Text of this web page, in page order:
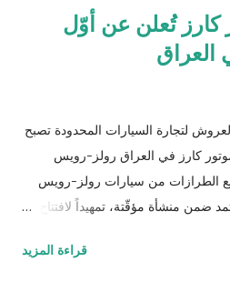
تُعلن عن أوّل
العراق
شركة العروش لتجارة السيارات المحدودة تصبح
كارز في العراق رولز-رويس
الطرازات من سيارات رولز-رويس
ضمن منشأة مؤقّتة، تمهيداً لافتتاح
رويس منذ تأسيس العلامة التجارية قبل 120 عاماً سوق المنتجاتقراءة المزيد